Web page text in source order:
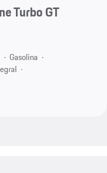
Turbo GT
Gasolina